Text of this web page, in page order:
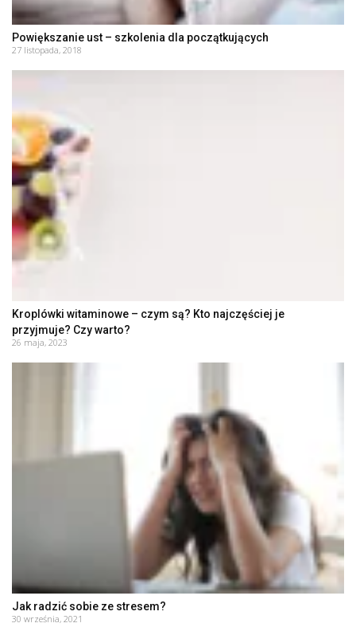
Powiększanie ust – szkolenia dla początkujących
27 listopada, 2018
Kroplówki witaminowe – czym są? Kto najczęściej je
przyjmuje? Czy warto?
26 maja, 2023
Jak radzić sobie ze stresem?
30 września, 2021